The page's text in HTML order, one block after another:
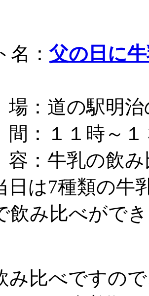
名： 父の日に
の駅明治の
１時～１３
乳の飲み比
日は7種類の牛
飲み比べがで
み比べですの